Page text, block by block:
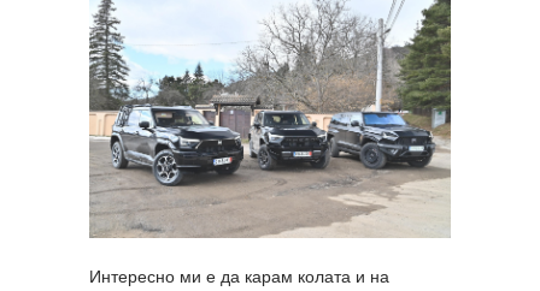
Интересно ми е да карам колата и на